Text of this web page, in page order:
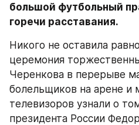
большой футбольный
горечи расставания.
Никого не оставила
церемония
Черенкова в перерыве
болельщиков на арене и
телевизоров узнали о
президента России